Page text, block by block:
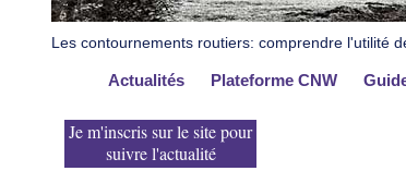
Les contournements routiers: comprendre l'utilité
Actualités Plateforme CNW
Je m'inscris sur le site pour
suivre l'actualité